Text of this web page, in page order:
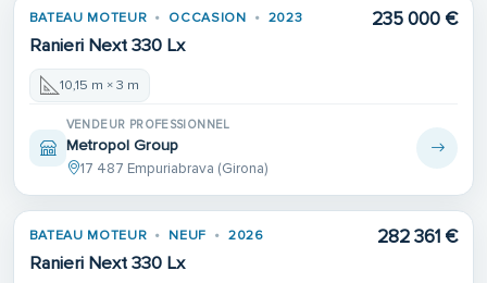
BATEAU MOTEUR OCCASION 2023
Ranieri Next 330 Lx
235 000 €
10,15 m × 3 m
VENDEUR PROFESSIONNEL
Metropol Group
17 487 Empuriabrava (Girona)
BATEAU MOTEUR NEUF 2026
Ranieri Next 330 Lx
282 361 €